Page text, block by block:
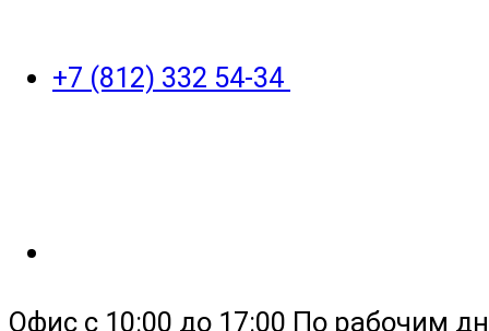
+7 (812) 332 54-34
Офис с 10:00 до 17:00 По рабочим